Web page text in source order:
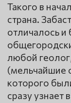
Такого в
страна.
отличалось
любой
(мельчайшие
которого
сразу узнает